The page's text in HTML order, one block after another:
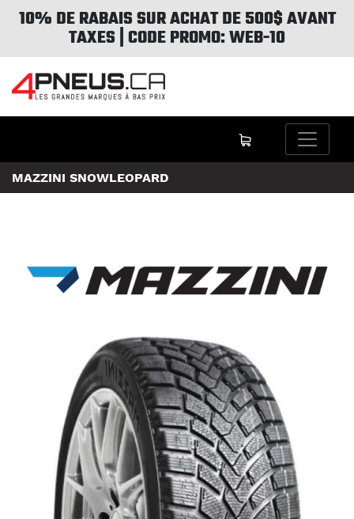
10% DE RABAIS SUR ACHAT DE 500$ AVANT
TAXES | CODE PROMO: WEB-10
MAZZINI SNOWLEOPARD